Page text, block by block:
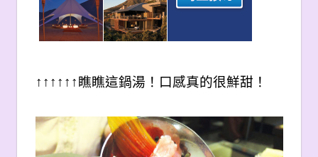
↑↑↑↑↑↑瞧瞧這鍋湯！ 口感真的很鮮甜！